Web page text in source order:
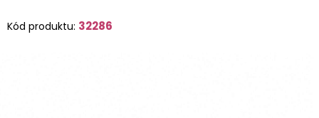
Kód produktu: 32286